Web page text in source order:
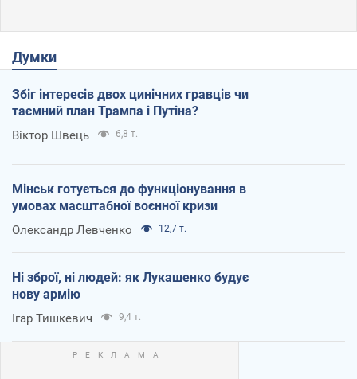
Думки
Збіг інтересів двох цинічних гравців чи
таємний план Трампа і Путіна?
Віктор Швець 6,8 т.
Мінськ готується до функціонування в
умовах масштабної воєнної кризи
Олександр Левченко 12,7 т.
Ні зброї, ні людей: як Лукашенко будує
нову армію
Ігар Тишкевич 9,4 т.